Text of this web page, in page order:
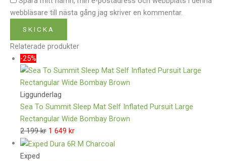
webbläsare till nästa gång jag skriver en kommentar.
Relaterade produkter
-25%
Liggunderlag
Sea To Summit Sleep Mat Self Inflated Pursuit Large
Rectangular Wide Bombay Brown
2 199kr 1 649 kr
Exped